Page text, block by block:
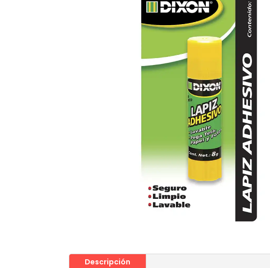
Descripción